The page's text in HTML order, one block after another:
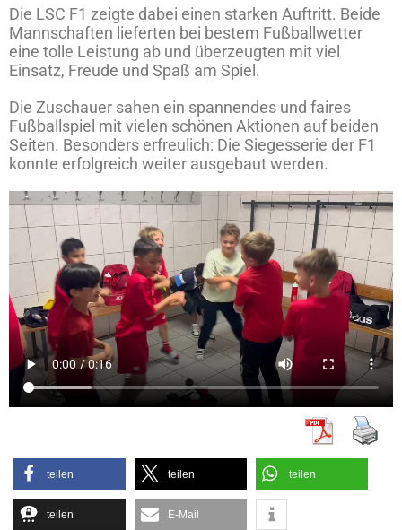
Die LSC F1 zeigte dabei einen starken Auftritt. Beide
Mannschaften lieferten bei bestem Fußballwetter
eine tolle Leistung ab und überzeugten mit viel
Einsatz, Freude und Spaß am Spiel.
Die Zuschauer sahen ein spannendes und faires
Fußballspiel mit vielen schönen Aktionen auf beiden
Seiten. Besonders erfreulich: Die Siegesserie der F1
konnte erfolgreich weiter ausgebaut werden.
teilen teilen teilen
teilen E-Mail